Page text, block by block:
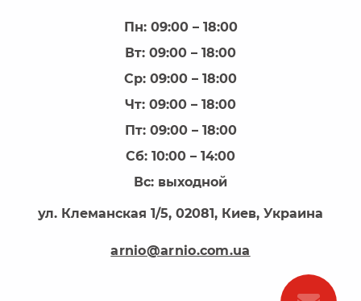
Пн: 09:00 – 18:00
Вт: 09:00 – 18:00
Ср: 09:00 – 18:00
Чт: 09:00 – 18:00
Пт: 09:00 – 18:00
Сб: 10:00 – 14:00
Вс: выходной
ул. Клеманская 1/5, 02081, Киев, Украина
arnio@arnio.com.ua